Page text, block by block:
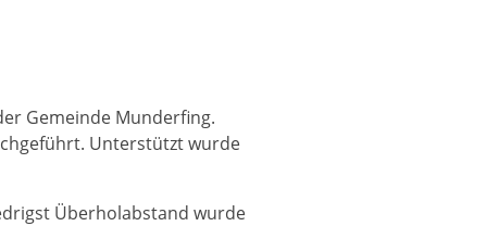
Gemeinde Munderfing.
Unterstützt wurde
Überholabstand wurde